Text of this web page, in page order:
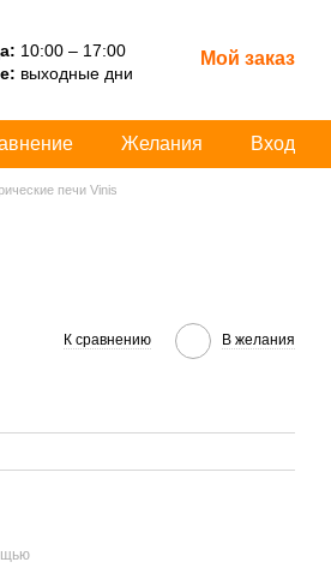
10:00 – 17:00
выходные дни
Мой заказ
Желания Вход
печи Vinis
К сравнению В желания